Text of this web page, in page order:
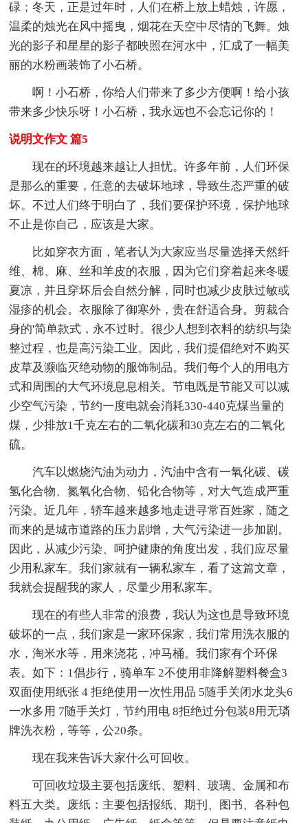
碌；冬天，正是过年时，人们在桥上放上蜡烛，许愿，
温柔的烛光在风中摇曳，烟花在天空中尽情的飞舞。烛
光的影子和星星的影子都映照在河水中，汇成了一幅美
丽的水粉画装饰了小石桥。
啊！小石桥，你给人们带来了多少方便啊！给小孩
带来多少快乐呀！小石桥，我永远也不会忘记你的！
说明文作文 篇5
现在的环境越来越让人担忧。许多年前，人们环保
是那么的重要，任意的去破坏地球，导致生态严重的破
坏。不过人们终于明白了，我们要保护环境，保护地球
不止是你自己，应该是大家。
比如穿衣方面，笔者认为大家应当尽量选择天然纤
维、棉、麻、丝和羊皮的衣服，因为它们穿着起来冬暖
夏凉，并且穿坏后会自然分解，同时也减少皮肤过敏或
湿疹的机会。衣服除了御寒外，贵在舒适合身。剪裁合
身的'简单款式，永不过时。很少人想到衣料的纺织与染
整过程，也是高污染工业。因此，我们提倡绝对不购买
皮草及濒临灭绝动物的服饰制品。我们每个人的用电方
式和周围的大气环境息息相关。节电既是节能又可以减
少空气污染，节约一度电就会消耗330-440克煤当量的
煤，少排放1千克左右的二氧化碳和30克左右的二氧化
硫。
汽车以燃烧汽油为动力，汽油中含有一氧化碳、碳
氢化合物、氮氧化合物、铅化合物等，对大气造成严重
污染。近几年，轿车越来越多地走进寻常百姓家，随之
而来的是城市道路的压力剧增，大气污染进一步加剧。
因此，从减少污染、呵护健康的角度出发，我们应尽量
少用私家车。我们家就有一辆私家车，看了这篇文章，
我就会提醒我的家人，尽量少用私家车。
现在的有些人非常的浪费，我认为这也是导致环境
破坏的一点，我们家是一家环保家，我们常用洗衣服的
水，淘米水等，用来浇花，冲马桶。我们家有个环保
表。如下：1倡步行，骑单车 2不使用非降解塑料餐盒3
双面使用纸张 4 拒绝使用一次性用品 5随手关闭水龙头6
一水多用 7随手关灯，节约用电 8拒绝过分包装8用无璘
牌洗衣粉，等等，公20条。
现在我来告诉大家什么可回收。
可回收垃圾主要包括废纸、塑料、玻璃、金属和布
料五大类。废纸：主要包括报纸、期刊、图书、各种包